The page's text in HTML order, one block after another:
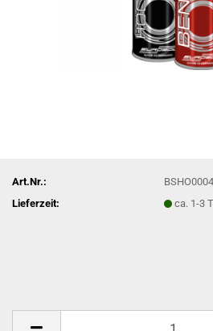
Art.Nr.:
BSHO0004
Lieferzeit:
ca. 1-3